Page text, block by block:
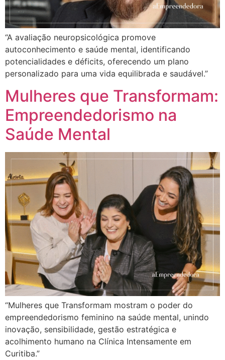
“A avaliação neuropsicológica promove
autoconhecimento e saúde mental, identificando
potencialidades e déficits, oferecendo um plano
personalizado para uma vida equilibrada e saudável.”
Mulheres que Transformam:
Empreendedorismo na
Saúde Mental
“Mulheres que Transformam mostram o poder do
empreendedorismo feminino na saúde mental, unindo
inovação, sensibilidade, gestão estratégica e
acolhimento humano na Clínica Intensamente em
Curitiba.”